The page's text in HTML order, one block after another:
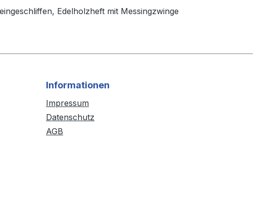
Edelholzheft mit Messingzwinge
Informationen
Impressum
Datenschutz
AGB